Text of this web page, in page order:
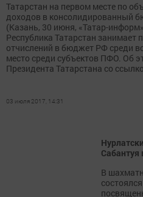
Татарстан на первом месте по
доходов в консолидированный
(Казань, 30 июня, «Татар-
Республика Татарстан занимает
отчислений в бюджет РФ среди
место среди субъектов ПФО. Об
Президента Татарстана со
03 июля 2017, 14:31
В